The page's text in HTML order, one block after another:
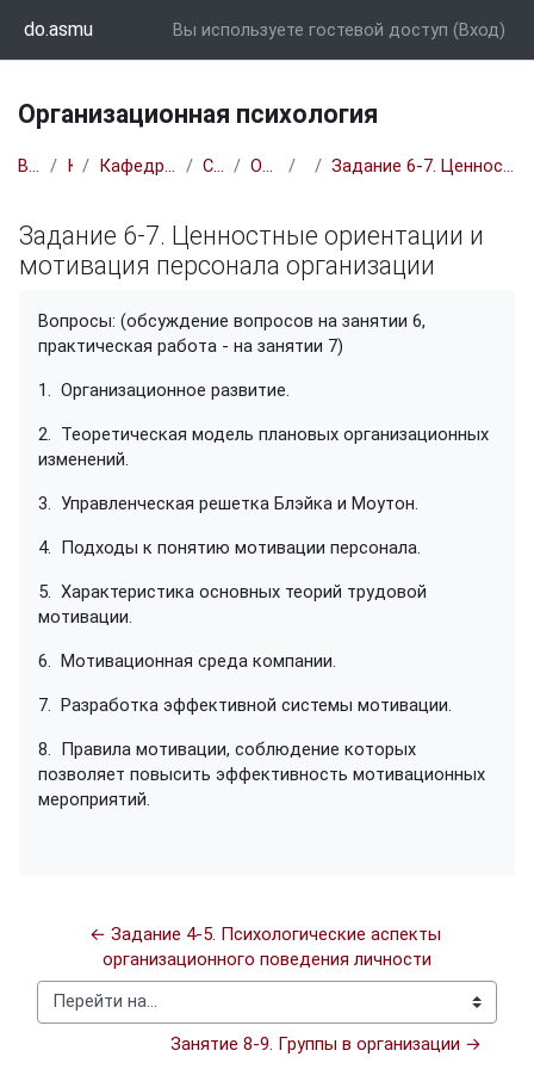
do.asmu Вы используете гостевой доступ (Вход)
Организационная психология
В начало Курсы Кафедра клинической психологии Специалитет Орг психология Курс Задание 6-7. Ценностные ориентации и мотивация персонала организации
Задание 6-7. Ценностные ориентации и
мотивация персонала организации
Вопросы: (обсуждение вопросов на занятии 6,
практическая работа - на занятии 7)
1. Организационное развитие.
2. Теоретическая модель плановых организационных
изменений.
3. Управленческая решетка Блэйка и Моутон.
4. Подходы к понятию мотивации персонала.
5. Характеристика основных теорий трудовой
мотивации.
6. Мотивационная среда компании.
7. Разработка эффективной системы мотивации.
8. Правила мотивации, соблюдение которых
позволяет повысить эффективность мотивационных
мероприятий.
← Задание 4-5. Психологические аспекты
организационного поведения личности
Перейти на...
Занятие 8-9. Группы в организации →